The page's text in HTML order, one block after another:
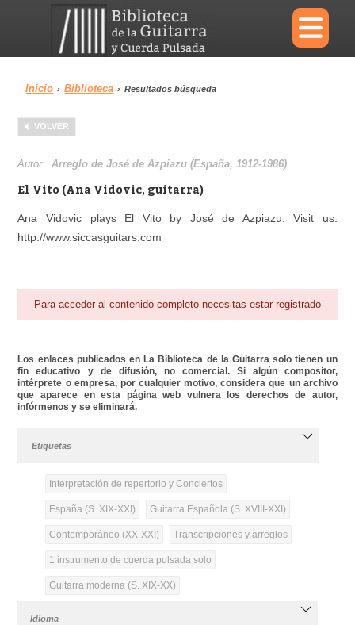
×
Menu
Biblioteca Diccionario
Área personal
Inicio › Biblioteca › Resultados búsqueda
VOLVER
Autor:Arreglo de José de Azpiazu (España, 1912-1986)
El Vito (Ana Vidovic, guitarra)
Ana Vidovic plays El Vito by José de Azpiazu. Visit us:
http://www.siccasguitars.com
Para acceder al contenido completo necesitas estar registrado
Los enlaces publicados en La Biblioteca de la Guitarra solo tienen un
fin educativo y de difusión, no comercial. Si algún compositor,
intérprete o empresa, por cualquier motivo, considera que un archivo
que aparece en esta página web vulnera los derechos de autor,
infórmenos y se eliminará.
Etiquetas
Interpretación de repertorio y Conciertos
España (S. XIX-XXI) Guitarra Española (S. XVIII-XXI)
Contemporáneo (XX-XXI) Transcripciones y arreglos
1 instrumento de cuerda pulsada solo
Guitarra moderna (S. XIX-XX)
Idioma